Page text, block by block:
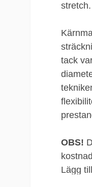
stretch.
tack
OBS!
Lägg